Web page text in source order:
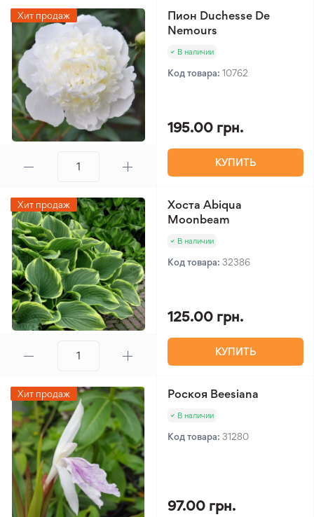
Хит продаж
Пион Duchesse De
Nemours
В наличии
Код товара: 10762
195.00 грн.
КУПИТЬ
Хит продаж
Хоста Abiqua
Moonbeam
В наличии
Код товара: 32386
125.00 грн.
КУПИТЬ
Хит продаж Роскоя Beesiana
В наличии
Код товара: 31280
97.00 грн.